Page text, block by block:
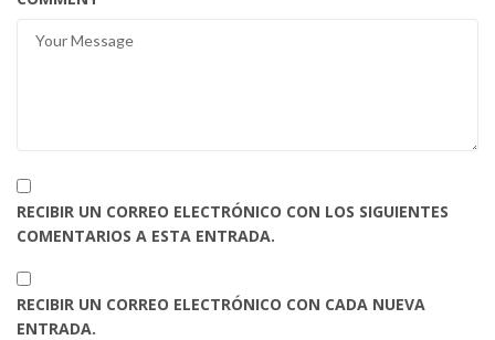
RECIBIR UN CORREO ELECTRÓNICO CON LOS SIGUIENTES
COMENTARIOS A ESTA ENTRADA.
RECIBIR UN CORREO ELECTRÓNICO CON CADA NUEVA
ENTRADA.